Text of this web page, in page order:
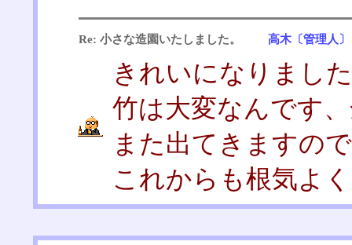
Re: 小さな造園いたしました。 高木〔管理人〕
きれいになりまし
竹は大変なんです
また出てきますの
これからも根気よ